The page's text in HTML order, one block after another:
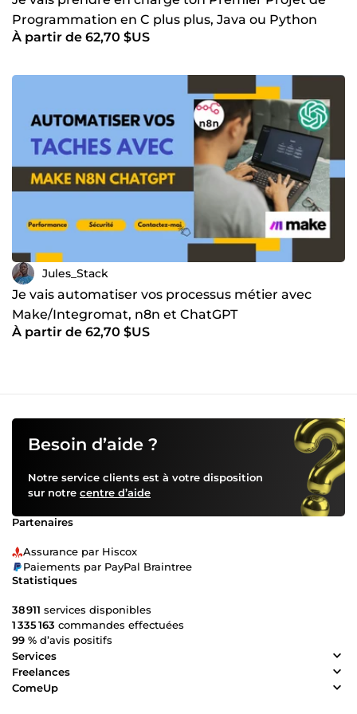
Programmation en C plus plus, Java ou Python
À partir de 62,70 $US
Jules_Stack
Je vais automatiser vos processus métier avec
Make/Integromat, n8n et ChatGPT
À partir de 62,70 $US
Besoin d’aide ?
Notre service clients est à votre disposition
sur notre centre d’aide
Partenaires
Assurance par Hiscox
Paiements par PayPal Braintree
Statistiques
38 911 services disponibles
1 335 163 commandes effectuées
99 % d’avis positifs
Services
Freelances
ComeUp